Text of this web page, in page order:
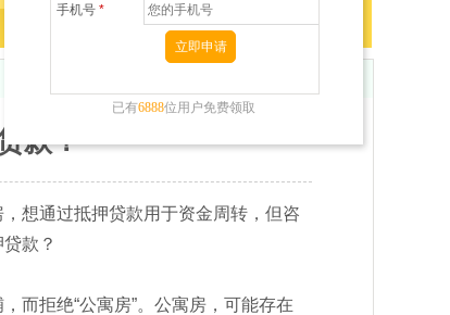
手机号 *
已有6888位用户免费领取
款？
想通过抵押贷款用于资金周转，但咨
款？
拒绝“公寓房”。公寓房，可能存在